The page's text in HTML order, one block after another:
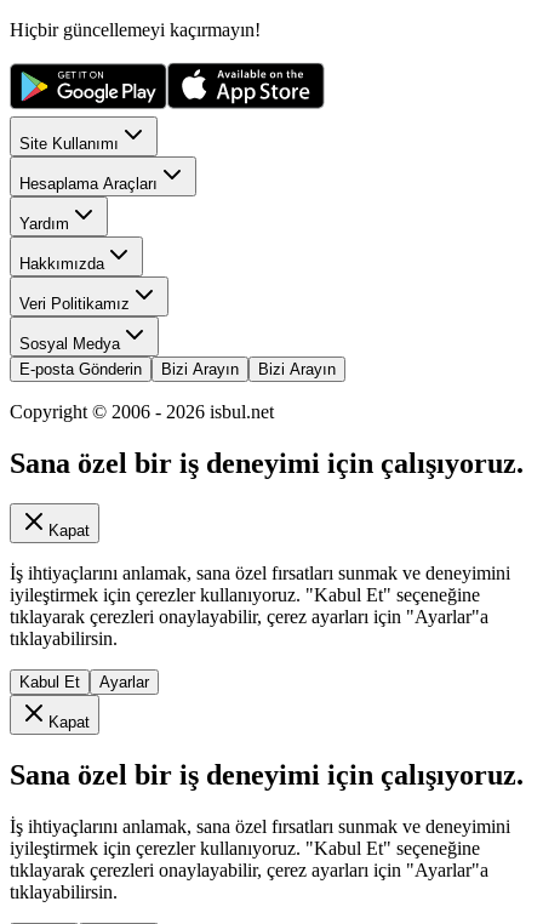
Hiçbir güncellemeyi kaçırmayın!
Site Kullanımı
Hesaplama Araçları
Yardım
Hakkımızda
Veri Politikamız
Sosyal Medya
E-posta Gönderin
Bizi Arayın Bizi Arayın
Copyright © 2006 - 2026 isbul.net
Sana özel bir iş deneyimi için çalışıyoruz.
Kapat
İş ihtiyaçlarını anlamak, sana özel fırsatları sunmak ve deneyimini
iyileştirmek için çerezler kullanıyoruz. "Kabul Et" seçeneğine
tıklayarak çerezleri onaylayabilir, çerez ayarları için "Ayarlar"a
tıklayabilirsin.
Kabul Et Ayarlar
Kapat
Sana özel bir iş deneyimi için çalışıyoruz.
İş ihtiyaçlarını anlamak, sana özel fırsatları sunmak ve deneyimini
iyileştirmek için çerezler kullanıyoruz. "Kabul Et" seçeneğine
tıklayarak çerezleri onaylayabilir, çerez ayarları için "Ayarlar"a
tıklayabilirsin.